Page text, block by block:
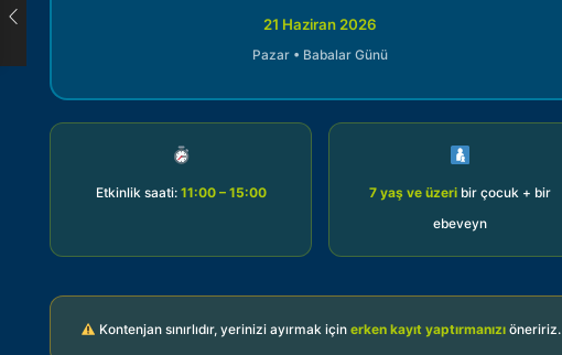
21 Haziran 2026
Pazar • Babalar Günü
Etkinlik saati: 11:00 – 15:00 7 yaş ve üzeri bir çocuk + bir
ebeveyn
Kontenjan sınırlıdır, yerinizi ayırmak için erken kayıt yaptırmanızıöneririz.